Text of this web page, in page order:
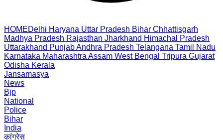
HOMEDelhi Haryana Uttar Pradesh Bihar Chhattisgarh
Madhya Pradesh Rajasthan Jharkhand Himachal Pradesh
Uttarakhand PunjabAndhra Pradesh Telangana Tamil Nadu
Karnataka Maharashtra Assam West Bengal Tripura Gujarat
Odisha Kerala
Jansamasya
News
Bjp
National
Police
Bihar
India
कांग्रेस